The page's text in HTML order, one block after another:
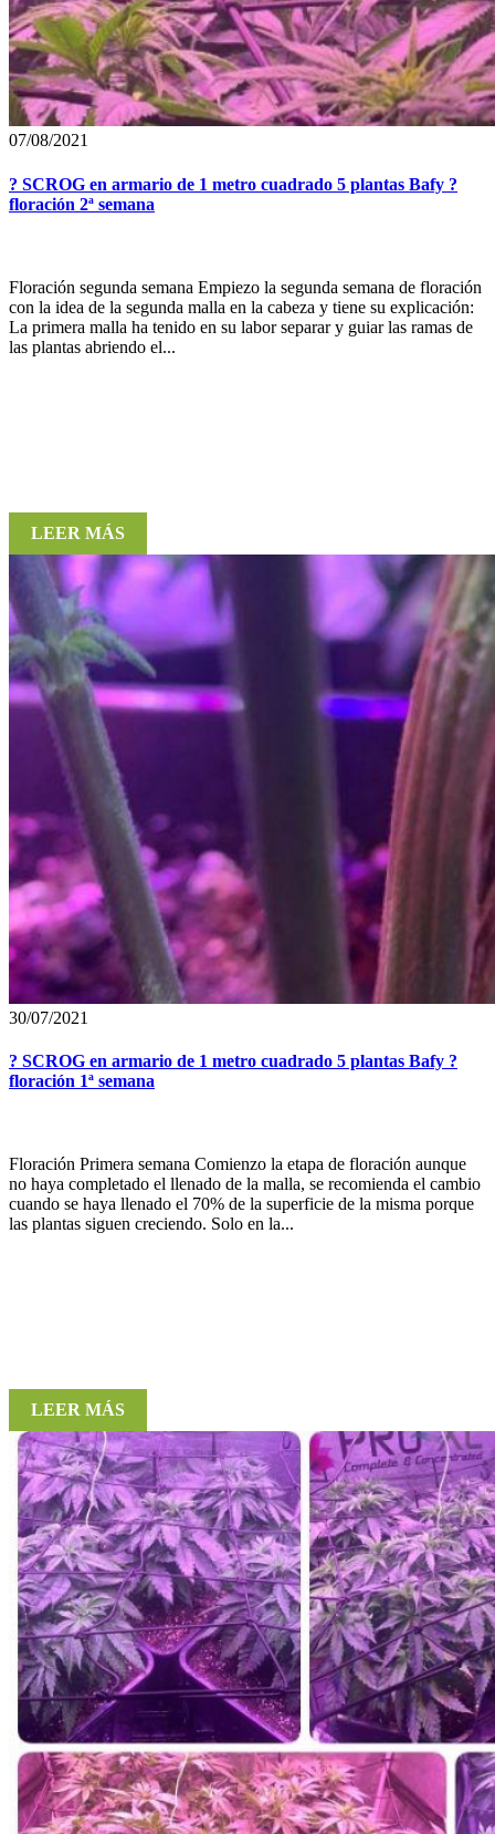
07/08/2021
? SCROG en armario de 1 metro cuadrado 5 plantas Bafy ?
floración 2ª semana
Floración segunda semana Empiezo la segunda semana de floración
con la idea de la segunda malla en la cabeza y tiene su explicación:
La primera malla ha tenido en su labor separar y guiar las ramas de
las plantas abriendo el...
LEER MÁS
30/07/2021
? SCROG en armario de 1 metro cuadrado 5 plantas Bafy ?
floración 1ª semana
Floración Primera semana Comienzo la etapa de floración aunque
no haya completado el llenado de la malla, se recomienda el cambio
cuando se haya llenado el 70% de la superficie de la misma porque
las plantas siguen creciendo. Solo en la...
LEER MÁS